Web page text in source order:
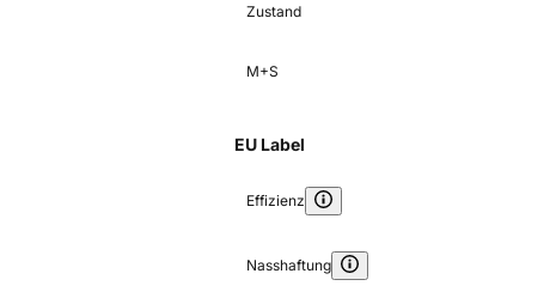
Zustand
M+S
EU Label
Effizienz
Nasshaftung